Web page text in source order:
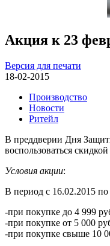
Акция к 23
Версия для печати
18-02-2015
Производство
Новости
Ритейл
В преддверии Дня
воспользоваться
Условия акции:
В период с 16.02.2015
-при покупке до 4 999
-при покупке от 5 000
-при покупке свыше 10